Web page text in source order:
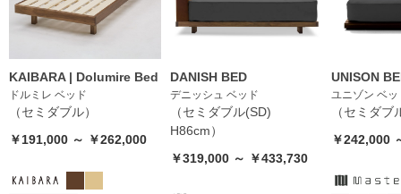
KAIBARA | Dolumire Bed
ドルミレ ベッド
（セミダブル）
￥191,000 ～ ￥262,000
DANISH BED
デニッシュ ベッド
（セミダブル(SD)
H86cm）
￥319,000 ～ ￥433,730
UNISON
ユニゾン ベッ
（セミダブ
￥242,000